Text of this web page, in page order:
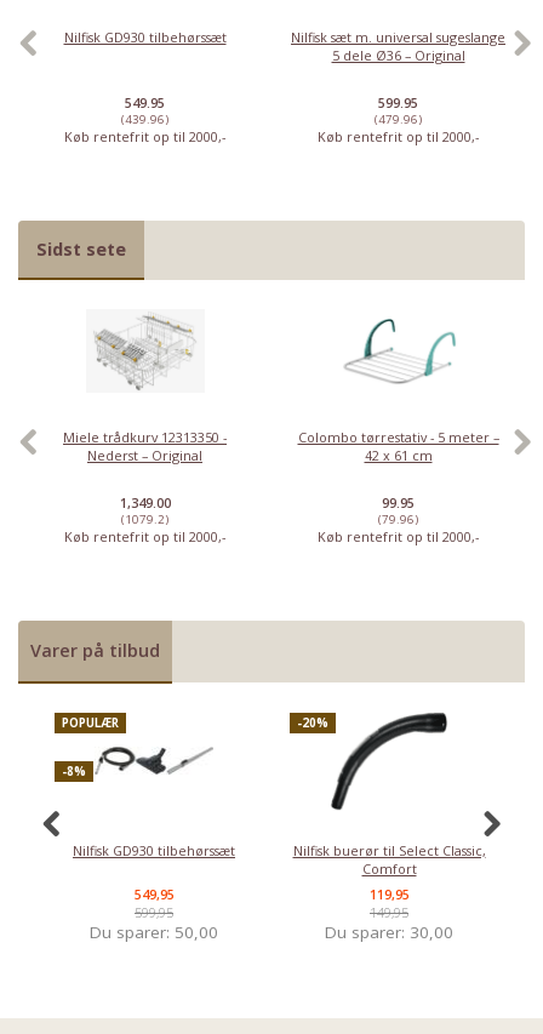
Nilfisk GD930 tilbehørssæt
549.95
(439.96)
Køb rentefrit op til 2000,-
Nilfisk sæt m. universal sugeslange
5 dele Ø36 – Original
599.95
(479.96)
Køb rentefrit op til 2000,-
Sidst sete
Miele trådkurv 12313350 -
Nederst – Original
1,349.00
(1079.2)
Køb rentefrit op til 2000,-
Colombo tørrestativ - 5 meter –
42 x 61 cm
99.95
(79.96)
Køb rentefrit op til 2000,-
Varer på tilbud
POPULÆR
-8%
Nilfisk GD930 tilbehørssæt
549,95
599,95
Du sparer: 50,00
-20%
Nilfisk buerør til Select Classic,
Comfort
119,95
149,95
Du sparer: 30,00